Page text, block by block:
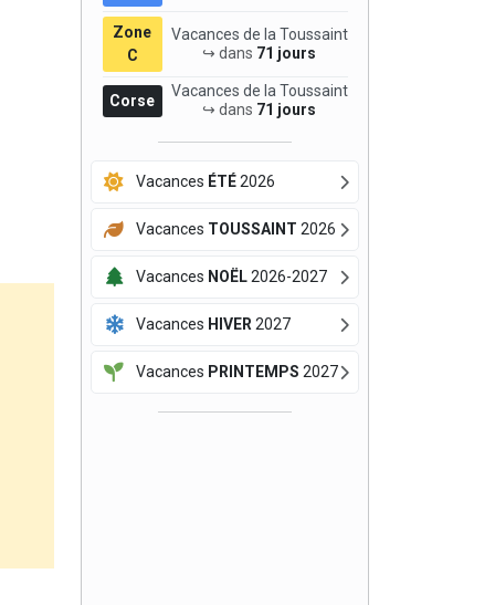
Zone
C
Vacances de la Toussaint
↪ dans 71 jours
Corse
Vacances de la Toussaint
↪ dans 71 jours
Vacances ÉTÉ2026
Vacances TOUSSAINT 2026
Vacances NOËL2026-2027
Vacances HIVER 2027
Vacances PRINTEMPS 2027